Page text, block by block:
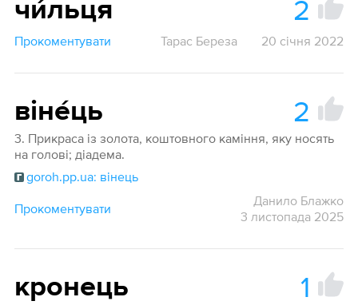
чи́льця 2
Прокоментувати Тарас Береза 20 січня 2022
віне́ць 2
3. Прикраса із золота, коштовного каміння, яку носять
на голові; діадема.
goroh.pp.ua: вінець
Прокоментувати
Данило Блажко
3 листопада 2025
кронець 1